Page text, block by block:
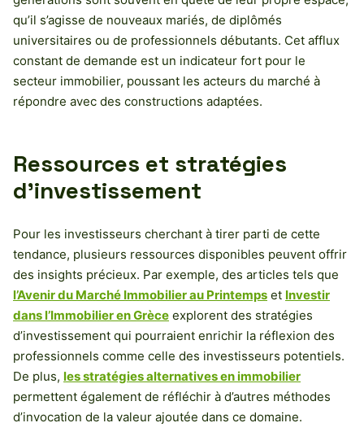
qu’il s’agisse de nouveaux mariés, de diplômés
universitaires ou de professionnels débutants. Cet afflux
constant de demande est un indicateur fort pour le
secteur immobilier, poussant les acteurs du marché à
répondre avec des constructions adaptées.
Ressources et stratégies
d’investissement
Pour les investisseurs cherchant à tirer parti de cette
tendance, plusieurs ressources disponibles peuvent offrir
des insights précieux. Par exemple, des articles tels que
l’Avenir du Marché Immobilier au Printemps et Investir
dans l’Immobilier en Grèce explorent des stratégies
d’investissement qui pourraient enrichir la réflexion des
professionnels comme celle des investisseurs potentiels.
De plus, les stratégies alternatives en immobilier
permettent également de réfléchir à d’autres méthodes
d’invocation de la valeur ajoutée dans ce domaine.